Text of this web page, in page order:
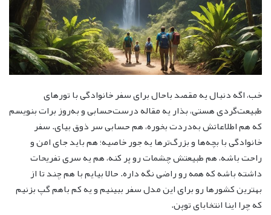
خب، اگه دنبال یه مقصد باحال برای سفر خانوادگی با تورهای
طبیعت‌گردی هستی، بذار یه مقاله درست‌حسابی و به‌روز برات بنویسم
که هم اطلاعاتش به‌دردت بخوره، هم حسابی سر ذوق بیای. سفر
خانوادگی با بچه‌ها و بزرگ‌ترها یه جور خاصیه؛ هم باید جای امن و
راحت باشه، هم طبیعتش چشمات رو پر کنه، هم یه سری تفریحات
داشته باشه که همه رو راضی نگه داره. حالا بیایم با هم چند تا از
بهترین کشورها رو برای این مدل سفر ببینیم و یه کم باهم گپ بزنیم
که چرا اینا انتخابای توپن.